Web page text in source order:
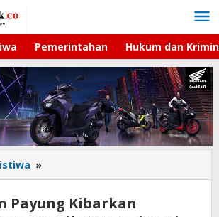
Pemerintahan Hukum dan
»
Terjun
Payung
Kibarkan
Payung Kibarkan